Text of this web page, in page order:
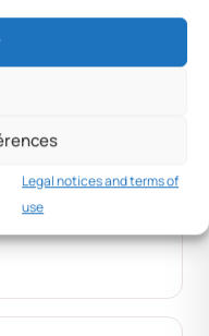
Legal notices and terms of
use
¥26,000